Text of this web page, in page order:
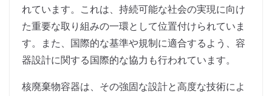
れています。これは、持続可能な社会の実現に向け
た重要な取り組みの一環として位置付けられていま
す。また、国際的な基準や規制に適合するよう、容
器設計に関する国際的な協力も行われています。
核廃棄物容器は、その強固な設計と高度な技術によ